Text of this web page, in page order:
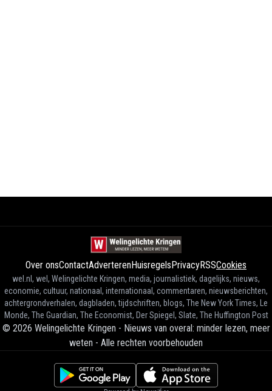
Over onsContactAdverterenHuisregels PrivacyRSSCookies
wel.nl, wel, Welingelichte Kringen, media, journalistiek, dagelijks, nieuws,
economie, cultuur, nationaal, internationaal, commentaren, nieuwsberichten,
achtergrondverhalen, dagbladen, tijdschriften, blogs, The New York Times, Le
Monde, The Guardian, The Economist, Der Spiegel, Slate, The Huffington Post
© 2026 Welingelichte Kringen - Nieuws van overal: minder lezen, meer
weten - Alle rechten voorbehouden